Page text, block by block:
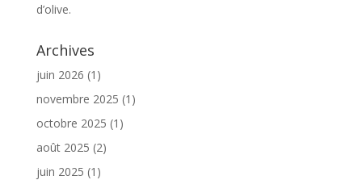
d’olive.
Archives
juin 2026 (1)
novembre 2025 (1)
octobre 2025 (1)
août 2025 (2)
juin 2025 (1)